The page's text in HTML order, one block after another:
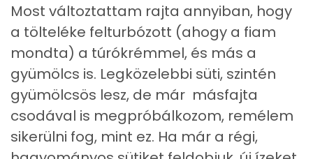
1g vaníliás cukor 4 kcal
A tetejére
13g csokiszósz 37 kcal
Összesen 1201 kcal
Cink
132 mg
Szelén
39 mg
Kálcium
197 mg
Vas
103 mg
Magnézium
65 mg
Most változtattam rajta annyiban, hogy
a tölteléke felturbózott (ahogy a fiam
mondta) a túrókrémmel, és más a
gyümölcs is. Legközelebbi süti, szintén
gyümölcsös lesz, de már másfajta
csodával is megpróbálkozom, remélem
sikerülni fog, mint ez. Ha már a régi,